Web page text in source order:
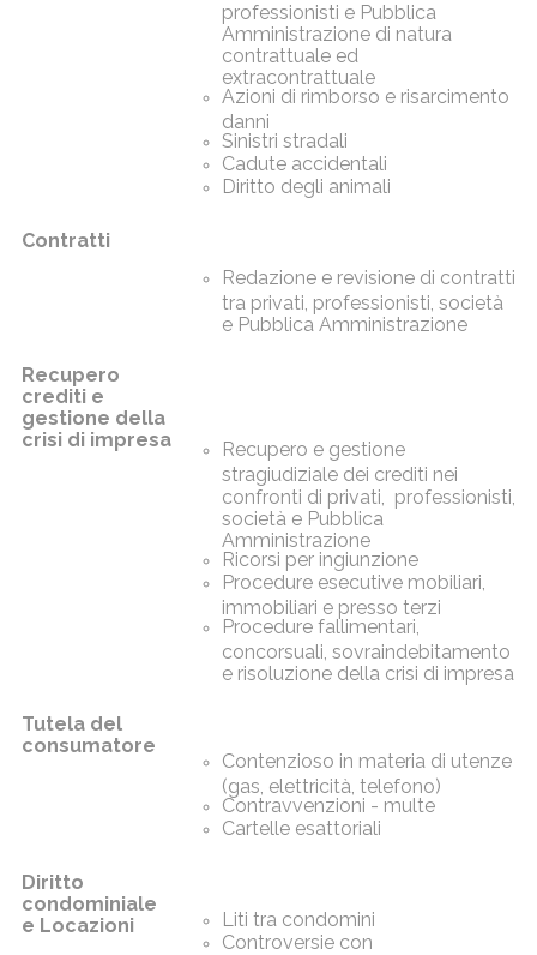
professionisti e Pubblica
Amministrazione di natura
contrattuale ed
extracontrattuale
Azioni di rimborso e risarcimento
danni
Sinistri stradali
Cadute accidentali
Diritto degli animali
Contratti
Redazione e revisione di contratti
tra privati, professionisti, società
e Pubblica Amministrazione
Recupero
crediti e
gestione della
crisi di impresa
Recupero e gestione
stragiudiziale dei crediti nei
confronti di privati,
professionisti,
società e Pubblica
Amministrazione
Ricorsi per ingiunzione
Procedure esecutive mobiliari,
immobiliari e presso terzi
Procedure fallimentari,
concorsuali, sovraindebitamento
e risoluzione della crisi di impresa
Tutela del
consumatore
Contenzioso in materia di utenze
(gas, elettricità, telefono)
Contravvenzioni - multe
Cartelle esattoriali
Diritto
condominiale
e Locazioni
Liti tra condomini
Controversie con